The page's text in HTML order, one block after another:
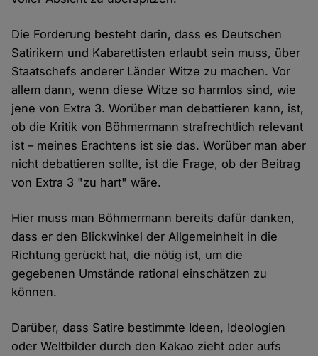
Die Forderung besteht darin, dass es Deutschen
Satirikern und Kabarettisten erlaubt sein muss, über
Staatschefs anderer Länder Witze zu machen. Vor
allem dann, wenn diese Witze so harmlos sind, wie
jene von Extra 3. Worüber man debattieren kann, ist,
ob die Kritik von Böhmermann strafrechtlich relevant
ist – meines Erachtens ist sie das. Worüber man aber
nicht debattieren sollte, ist die Frage, ob der Beitrag
von Extra 3 "zu hart" wäre.
Hier muss man Böhmermann bereits dafür danken,
dass er den Blickwinkel der Allgemeinheit in die
Richtung gerückt hat, die nötig ist, um die
gegebenen Umstände rational einschätzen zu
können.
Darüber, dass Satire bestimmte Ideen, Ideologien
oder Weltbilder durch den Kakao zieht oder aufs